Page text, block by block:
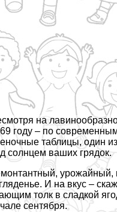
на
году – по
таблицы, один
солнцем ваших грядок.
урожайный,
И на вкус –
толк в сладкой
сентября.